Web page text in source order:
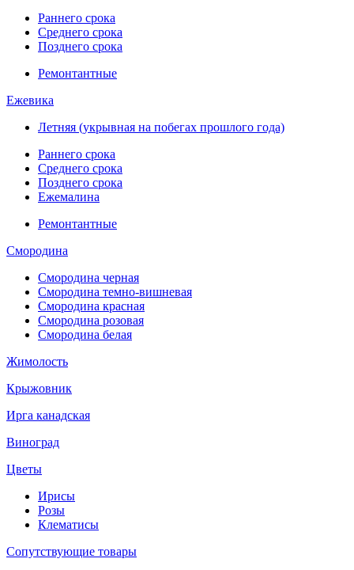
Раннего срока
Среднего срока
Позднего срока
Ремонтантные
Ежевика
Летняя (укрывная на побегах прошлого года)
Раннего срока
Среднего срока
Позднего срока
Ежемалина
Ремонтантные
Смородина
Смородина черная
Смородина темно-вишневая
Смородина красная
Смородина розовая
Смородина белая
Жимолость
Крыжовник
Ирга канадская
Виноград
Цветы
Ирисы
Розы
Клематисы
Сопутствующие товары